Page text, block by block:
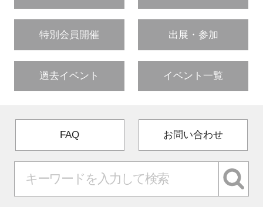
特別会員開催 出展・参加
過去イベント イベント一覧
FAQ お問い合わせ